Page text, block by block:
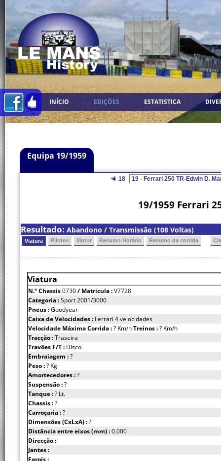
INÍCIO EDIÇÕES ESTATISTICA
Equipa 19/1959
18
19/1959 Ferrari
Resultado: Abandono / Transmissão (108 Voltas)
Viatura Pilotos Motor Resumo Horário Resumo da corrida
Viatura
N.º Chassis0730/ Matricula :V7728
Categoria :Sport 2001/3000
Pneus :Goodyear
Caixa de Velocidades : Ferrari 4 velocidades
Velocidade Máxima Corrida :? Km/hTreinos :? Km/h
Tracção :Traseira
Travões F/T : Disco
Embraiagem :?
Peso :? Kg
Amortecedores :?
Suspensão :?
Tanque :? Lt.
Chassis :?
Carroçaria :?
Dimensões (CxLxA) :?
Distância entre eixos (mm) :0.000
Direcção :
Jantes :
Farois :